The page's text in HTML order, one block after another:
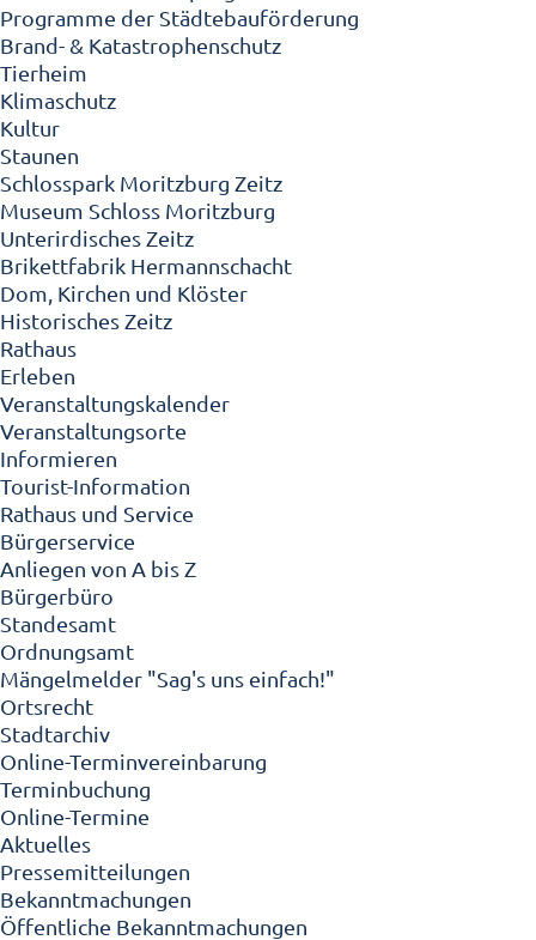
Programme der Städtebauförderung
Brand- & Katastrophenschutz
Tierheim
Klimaschutz
Kultur
Staunen
Schlosspark Moritzburg Zeitz
Museum Schloss Moritzburg
Unterirdisches Zeitz
Brikettfabrik Hermannschacht
Dom, Kirchen und Klöster
Historisches Zeitz
Rathaus
Erleben
Veranstaltungskalender
Veranstaltungsorte
Informieren
Tourist-Information
Rathaus und Service
Bürgerservice
Anliegen von A bis Z
Bürgerbüro
Standesamt
Ordnungsamt
Mängelmelder "Sag's uns einfach!"
Ortsrecht
Stadtarchiv
Online-Terminvereinbarung
Terminbuchung
Online-Termine
Aktuelles
Pressemitteilungen
Bekanntmachungen
Öffentliche Bekanntmachungen